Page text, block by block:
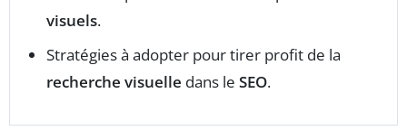
visuels.
Stratégies à adopter pour tirer profit de la
recherche visuelle dans le SEO.